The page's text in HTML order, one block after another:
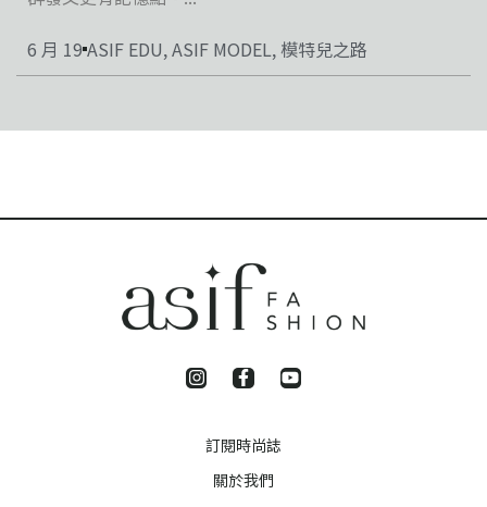
6 月 19 ASIF EDU,ASIF MODEL,模特兒之路
訂閱時尚誌
關於我們